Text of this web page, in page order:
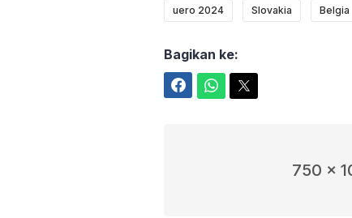
uero 2024 Slovakia Belgia
Bagikan ke:
750 x